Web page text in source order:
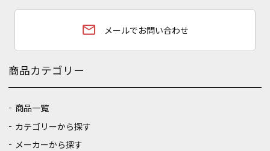
email メールでお問い合わせ
商品カテゴリー
商品一覧
カテゴリーから探す
メーカーから探す